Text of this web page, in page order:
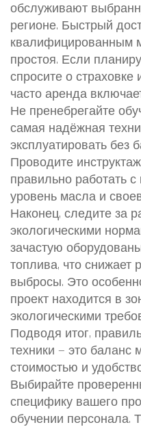
обслуживают
регионе. Быстрый
квалифицированным
простоя. Если
спросите о страховке
часто аренда
Не пренебрегайте
самая надёжная
эксплуатировать без
Проводите
правильно работать
уровень масла и
Наконец, следите за
экологическими
зачастую
топлива, что снижает
выбросы. Это
проект находится в
экологическими
Подводя итог,
техники — это
стоимостью и
Выбирайте
специфику вашего
обучении персонала.